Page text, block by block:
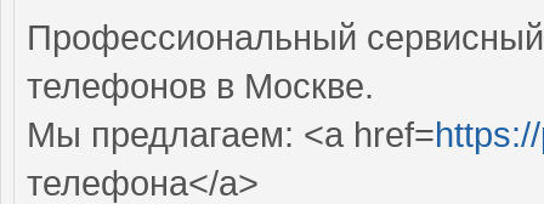
Профессиональный
телефонов в Москве.
Мы предлагаем: <a href=
телефона</a>